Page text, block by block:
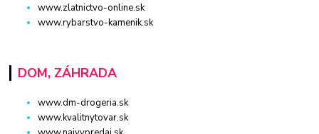
www.zlatnictvo-online.sk
www.rybarstvo-kamenik.sk
DOM, ZÁHRADA
www.dm-drogeria.sk
www.kvalitnytovar.sk